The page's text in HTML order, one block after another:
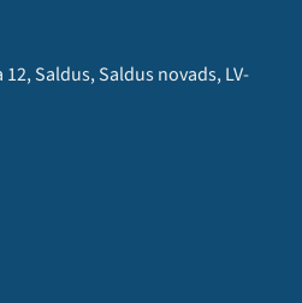
Saldus, Saldus novads, LV-